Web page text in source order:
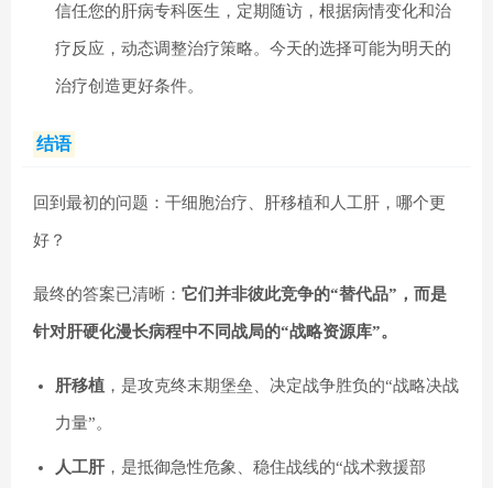
信任您的肝病专科医生，定期随访，根据病情变化和治
疗反应，动态调整治疗策略。今天的选择可能为明天的
治疗创造更好条件。
结语
回到最初的问题：干细胞治疗、肝移植和人工肝，哪个更
好？
最终的答案已清晰： 它们并非彼此竞争的“替代品”，而是
针对肝硬化漫长病程中不同战局的“战略资源库”。
肝移植 ，是攻克终末期堡垒、决定战争胜负的“战略决战
力量”。
人工肝 ，是抵御急性危象、稳住战线的“战术救援部